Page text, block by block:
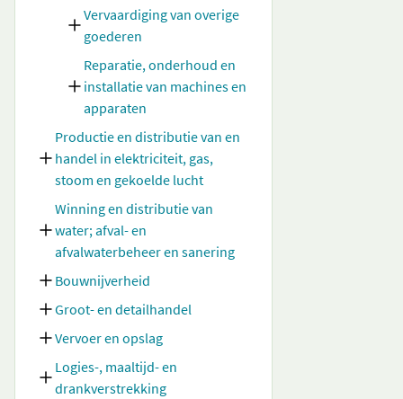
Vervaardiging van overige
goederen
Reparatie, onderhoud en
installatie van machines en
apparaten
Productie en distributie van en
handel in elektriciteit, gas,
stoom en gekoelde lucht
Winning en distributie van
water; afval- en
afvalwaterbeheer en sanering
Bouwnijverheid
Groot- en detailhandel
Vervoer en opslag
Logies-, maaltijd- en
drankverstrekking